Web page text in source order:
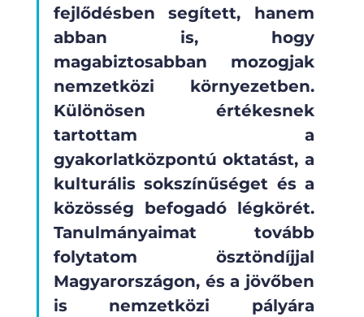
fejlődésben segített, hanem
abban is, hogy
magabiztosabban mozogjak
nemzetközi környezetben.
Különösen értékesnek
tartottam a
gyakorlatközpontú oktatást, a
kulturális sokszínűséget és a
közösség befogadó légkörét.
Tanulmányaimat tovább
folytatom ösztöndíjjal
Magyarországon, és a jövőben
is nemzetközi pályára